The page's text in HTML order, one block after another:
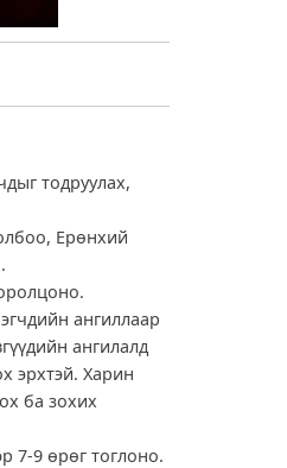
тодруулах,
Ерөнхий
ангиллаар
ангилалд
эрхтэй. Харин
ба зохих
7-9 өрөг тоглоно.